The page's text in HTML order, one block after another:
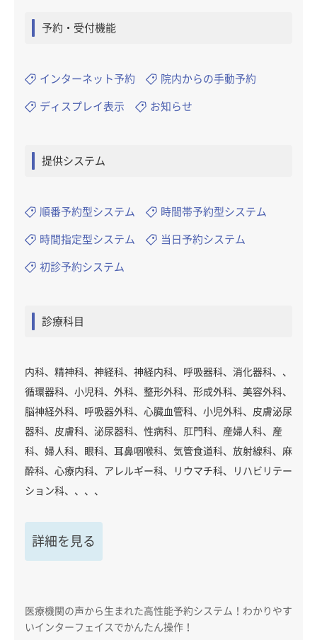
予約・受付機能
インターネット予約 院内からの手動予約
ディスプレイ表示 お知らせ
提供システム
順番予約型システム 時間帯予約型システム
時間指定型システム 当日予約システム
初診予約システム
診療科目
内科、精神科、神経科、神経内科、呼吸器科、消化器科、、
循環器科、小児科、外科、整形外科、形成外科、美容外科、
脳神経外科、呼吸器外科、心臓血管科、小児外科、皮膚泌尿
器科、皮膚科、泌尿器科、性病科、肛門科、産婦人科、産
科、婦人科、眼科、耳鼻咽喉科、気管食道科、放射線科、麻
酔科、心療内科、アレルギー科、リウマチ科、リハビリテー
ション科、、、、
詳細を見る
医療機関の声から生まれた高性能予約システム！わかりやす
いインターフェイスでかんたん操作！